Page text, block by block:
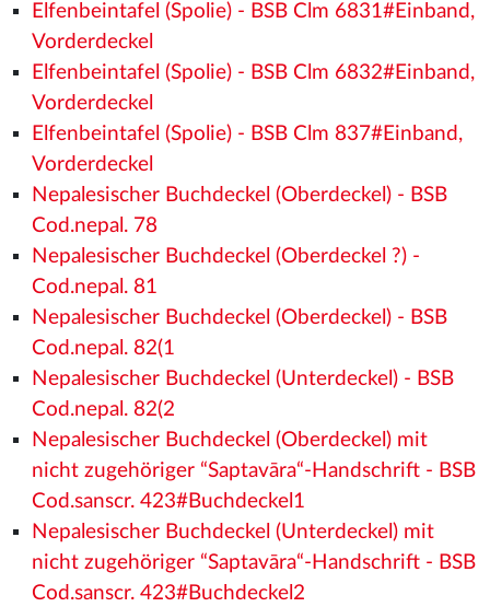
Elfenbeintafel (Spolie) - BSB Clm 6831#Einband,
Vorderdeckel
Elfenbeintafel (Spolie) - BSB Clm 6832#Einband,
Vorderdeckel
Elfenbeintafel (Spolie) - BSB Clm 837#Einband,
Vorderdeckel
Nepalesischer Buchdeckel (Oberdeckel) - BSB
Cod.nepal. 78
Nepalesischer Buchdeckel (Oberdeckel ?) -
Cod.nepal. 81
Nepalesischer Buchdeckel (Oberdeckel) - BSB
Cod.nepal. 82(1
Nepalesischer Buchdeckel (Unterdeckel) - BSB
Cod.nepal. 82(2
Nepalesischer Buchdeckel (Oberdeckel) mit
nicht zugehöriger “Saptavāra“-Handschrift - BSB
Cod.sanscr. 423#Buchdeckel1
Nepalesischer Buchdeckel (Unterdeckel) mit
nicht zugehöriger “Saptavāra“-Handschrift - BSB
Cod.sanscr. 423#Buchdeckel2